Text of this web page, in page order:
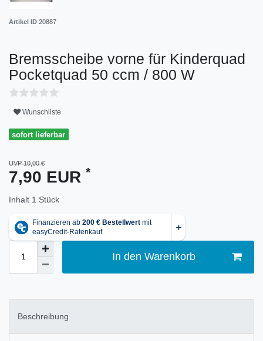
Artikel ID 20887
Bremsscheibe vorne für Kinderquad
Pocketquad 50 ccm / 800 W
Wunschliste
sofort lieferbar
UVP 10,00 €
7,90 EUR *
Inhalt 1 Stück
In den Warenkorb
Beschreibung